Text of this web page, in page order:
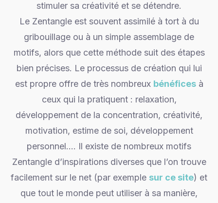
stimuler sa créativité et se détendre.
Le Zentangle est souvent assimilé à tort à du
gribouillage ou à un simple assemblage de
motifs, alors que cette méthode suit des étapes
bien précises. Le processus de création qui lui
est propre offre de très nombreux bénéficesà
ceux qui la pratiquent : relaxation,
développement de la concentration, créativité,
motivation, estime de soi, développement
personnel…. Il existe de nombreux motifs
Zentangle d’inspirations diverses que l’on trouve
facilement sur le net (par exemple sur ce site) et
que tout le monde peut utiliser à sa manière,